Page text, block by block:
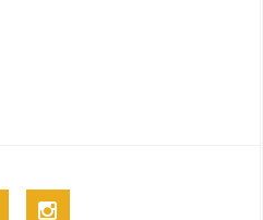
facebook